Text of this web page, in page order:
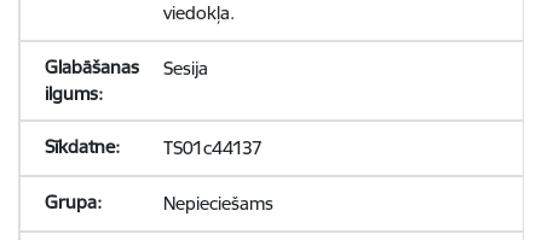
viedokļa.
Sesija
TS01c44137
Nepieciešams